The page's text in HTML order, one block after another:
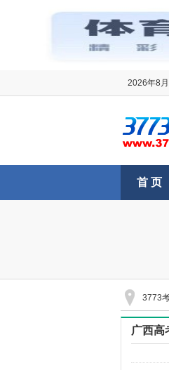
2026年8月
首 页
3773
广西高